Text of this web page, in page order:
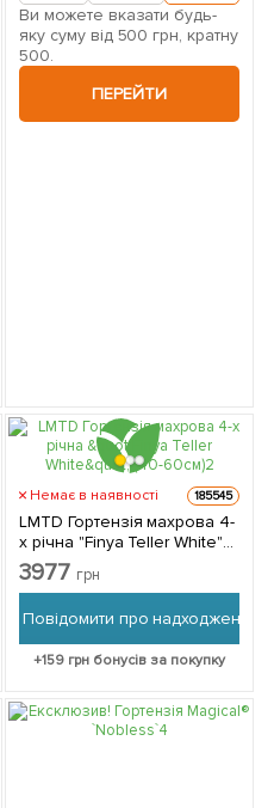
Ви можете вказати будь-
яку суму від 500 грн, кратну
500.
ПЕРЕЙТИ
Немає в наявності 185545
LMTD Гортензія махрова 4-
х річна "Finya Teller White"
(40-60см) 1 шт в упаковці
Нідерланди
3977 грн
Повідомити про надходження
+159 грн бонусів за покупку